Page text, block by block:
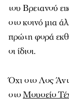
του Βρετανού
στο κοινό μια
πρώτη φορά
οι ίδιοι.
Όχι στο Λος
στοΜουσείο